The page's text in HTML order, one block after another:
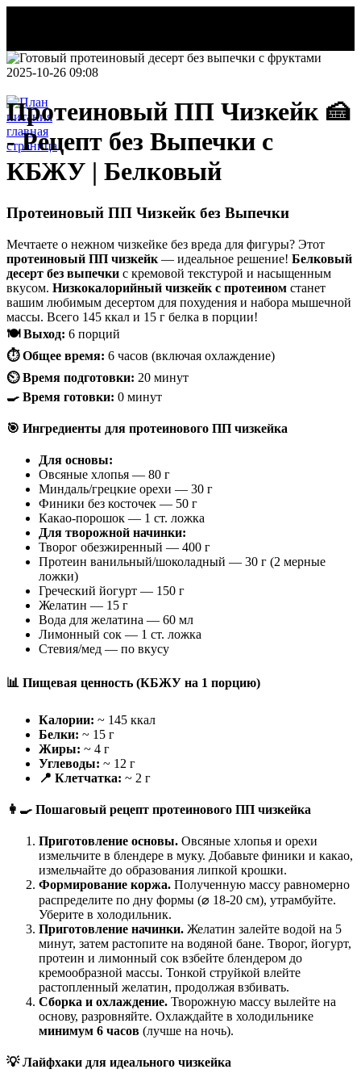
Делаем этот
План
питания
2025-10-26 09:08
Протеиновый ПП Чизкейк 🍰
- Рецепт без Выпечки с
КБЖУ | Белковый
Протеиновый ПП Чизкейк без Выпечки
Мечтаете о нежном чизкейке без вреда для фигуры? Этот
протеиновый ПП чизкейк — идеальное решение! Белковый
десерт без выпечки с кремовой текстурой и насыщенным
вкусом. Низкокалорийный чизкейк с протеином станет
вашим любимым десертом для похудения и набора мышечной
массы. Всего 145 ккал и 15 г белка в порции!
🍽️ Выход: 6 порций
⏱️ Общее время: 6 часов (включая охлаждение)
⏲️ Время подготовки: 20 минут
🍳 Время готовки: 0 минут
🎯 Ингредиенты для протеинового ПП чизкейка
Для основы:
Овсяные хлопья — 80 г
Миндаль/грецкие орехи — 30 г
Финики без косточек — 50 г
Какао-порошок — 1 ст. ложка
Для творожной начинки:
Творог обезжиренный — 400 г
Протеин ванильный/шоколадный — 30 г (2 мерные
ложки)
Греческий йогурт — 150 г
Желатин — 15 г
Вода для желатина — 60 мл
Лимонный сок — 1 ст. ложка
Стевия/мед — по вкусу
📊 Пищевая ценность (КБЖУ на 1 порцию)
Калории: ~ 145 ккал
Белки: ~ 15 г
Жиры: ~ 4 г
Углеводы: ~ 12 г
📍 Клетчатка: ~ 2 г
👩‍🍳 Пошаговый рецепт протеинового ПП чизкейка
Приготовление основы. Овсяные хлопья и орехи
измельчите в блендере в муку. Добавьте финики и какао,
измельчайте до образования липкой крошки.
Формирование коржа. Полученную массу равномерно
распределите по дну формы (⌀ 18-20 см), утрамбуйте.
Уберите в холодильник.
Приготовление начинки. Желатин залейте водой на 5
минут, затем растопите на водяной бане. Творог, йогурт,
протеин и лимонный сок взбейте блендером до
кремообразной массы. Тонкой струйкой влейте
растопленный желатин, продолжая взбивать.
Сборка и охлаждение. Творожную массу вылейте на
основу, разровняйте. Охлаждайте в холодильнике
минимум 6 часов (лучше на ночь).
💡 Лайфхаки для идеального чизкейка